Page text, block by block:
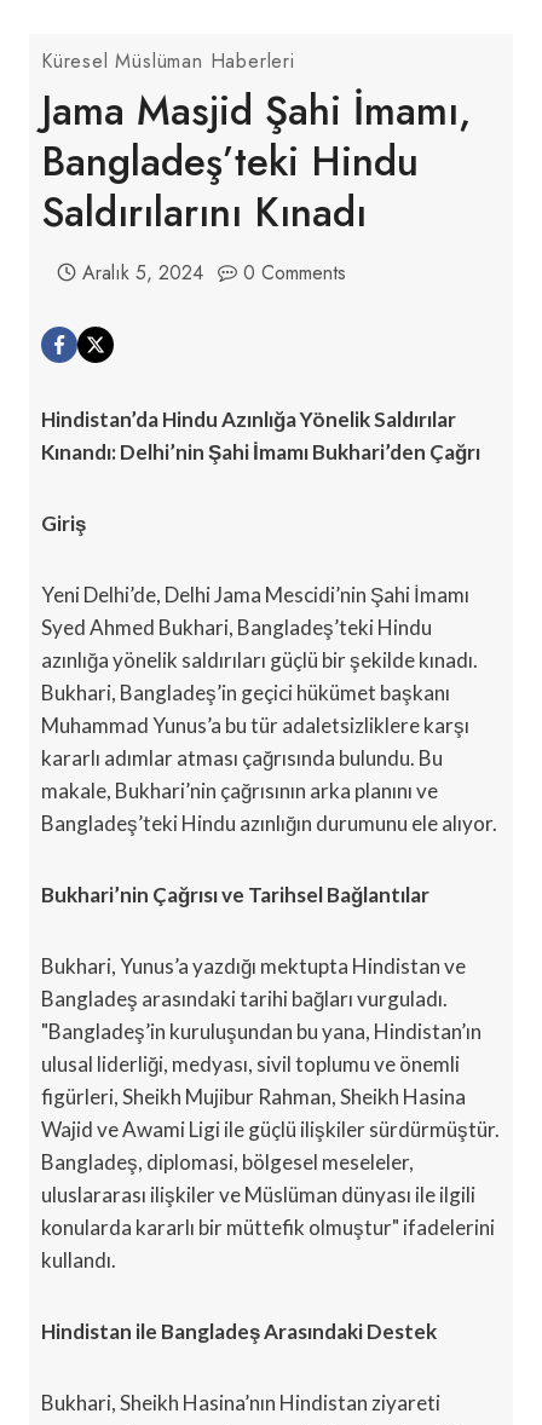
Küresel Müslüman Haberleri
Jama Masjid Şahi İmamı,
Bangladeş’teki Hindu
Saldırılarını Kınadı
Aralık 5, 2024 0 Comments
Hindistan’da Hindu Azınlığa Yönelik Saldırılar
Kınandı: Delhi’nin Şahi İmamı Bukhari’den Çağrı
Giriş
Yeni Delhi’de, Delhi Jama Mescidi’nin Şahi İmamı
Syed Ahmed Bukhari, Bangladeş’teki Hindu
azınlığa yönelik saldırıları güçlü bir şekilde kınadı.
Bukhari, Bangladeş’in geçici hükümet başkanı
Muhammad Yunus’a bu tür adaletsizliklere karşı
kararlı adımlar atması çağrısında bulundu. Bu
makale, Bukhari’nin çağrısının arka planını ve
Bangladeş’teki Hindu azınlığın durumunu ele alıyor.
Bukhari’nin Çağrısı ve Tarihsel Bağlantılar
Bukhari, Yunus’a yazdığı mektupta Hindistan ve
Bangladeş arasındaki tarihi bağları vurguladı.
"Bangladeş’in kuruluşundan bu yana, Hindistan’ın
ulusal liderliği, medyası, sivil toplumu ve önemli
figürleri, Sheikh Mujibur Rahman, Sheikh Hasina
Wajid ve Awami Ligi ile güçlü ilişkiler sürdürmüştür.
Bangladeş, diplomasi, bölgesel meseleler,
uluslararası ilişkiler ve Müslüman dünyası ile ilgili
konularda kararlı bir müttefik olmuştur" ifadelerini
kullandı.
Hindistan ile Bangladeş Arasındaki Destek
Bukhari, Sheikh Hasina’nın Hindistan ziyareti